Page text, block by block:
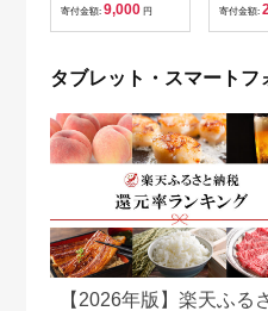
ダイレクト型 車載充
寄付金額: 9,000 円
対応
寄付金額:
タブレット・スマート
【2026年版】楽天ふる